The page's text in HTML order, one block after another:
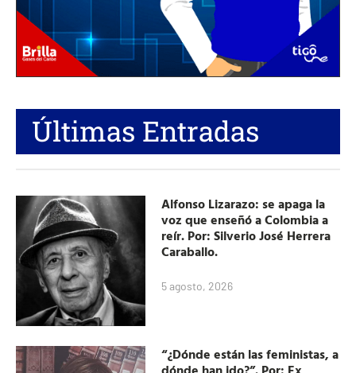
Últimas Entradas
Alfonso Lizarazo: se apaga la
voz que enseñó a Colombia a
reír. Por: Silverio José Herrera
Caraballo.
5 agosto, 2026
“¿Dónde están las feministas, a